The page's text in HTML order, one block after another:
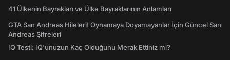
41 Ülkenin Bayrakları ve Ülke Bayraklarının Anlamları
GTA San Andreas Hileleri! Oynamaya Doyamayanlar İçin Güncel San
Andreas Şifreleri
IQ Testi: IQ'unuzun Kaç Olduğunu Merak Ettiniz mi?